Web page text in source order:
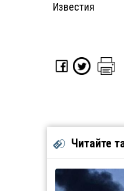
Известия
Читайте